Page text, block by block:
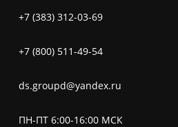
+7 (383) 312-03-69
+7 (800) 511-49-54
ds.groupd@yandex.ru
ПН-ПТ 6:00-16:00 МСК